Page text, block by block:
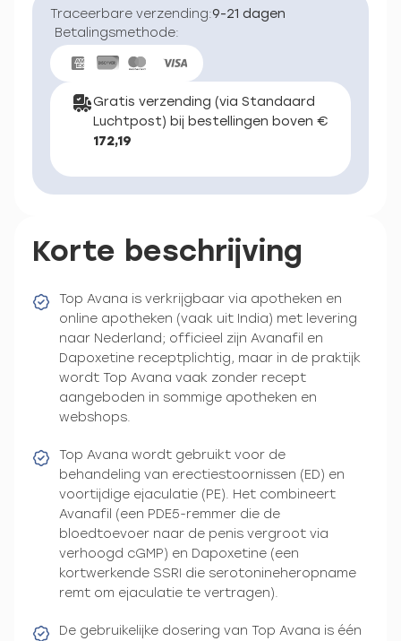
Traceerbare verzending:9-21 dagen
Betalingsmethode:
Gratis verzending (via Standaard
Luchtpost) bij bestellingen boven €
172,19
Korte beschrijving
Top Avana is verkrijgbaar via apotheken en
online apotheken (vaak uit India) met levering
naar Nederland; officieel zijn Avanafil en
Dapoxetine receptplichtig, maar in de praktijk
wordt Top Avana vaak zonder recept
aangeboden in sommige apotheken en
webshops.
Top Avana wordt gebruikt voor de
behandeling van erectiestoornissen (ED) en
voortijdige ejaculatie (PE). Het combineert
Avanafil (een PDE5-remmer die de
bloedtoevoer naar de penis vergroot via
verhoogd cGMP) en Dapoxetine (een
kortwerkende SSRI die serotonineheropname
remt om ejaculatie te vertragen).
De gebruikelijke dosering van Top Avana is één